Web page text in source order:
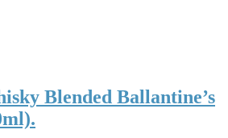
Blended Ballantine’s